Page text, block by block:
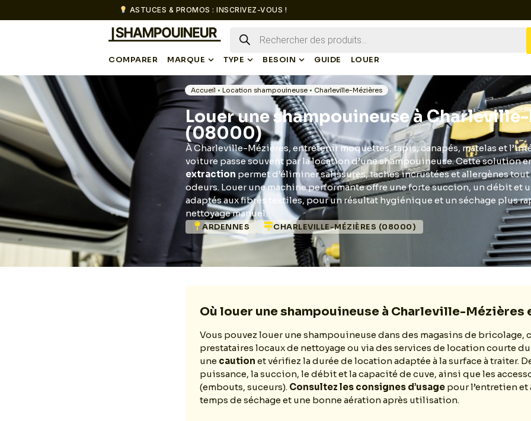
ASTUCES & PROMOS : INSCRIVEZ-VOUS !
COMPARER
MARQUE TYPE BESOIN GUIDE LOUER
Accueil •Location shampouineuse • Charleville-Mézières
Louer une shampouineuse à
(08000)
À Charleville-Mézières, entretenir moquettes, tapis, canapés, matelas et
voiture passe souvent par la location d’une shampouineuse. Cette solution
extraction permet d’éliminer salissures, taches incrustées et allergènes
odeurs. Louer une machine performante offre une forte succion, un débit et
adaptés aux fibres textiles, pour un résultat hygiénique et un séchage plus
nettoyage manuel.
ARDENNES CHARLEVILLE-MÉZIÈRES (08000)
Où louer une shampouineuse à Charleville-Mézières
Vous pouvez louer une shampouineuse dans des magasins de bricolage,
prestataires locaux de nettoyage ou via des services de location courte
une caution et vérifiez la durée de location adaptée à la surface à traiter.
puissance, la succion, le débit et la capacité de cuve, ainsi que les
(embouts, suceurs). Consultez les consignes d’usage pour l’entretien
temps de séchage et une bonne aération après utilisation.